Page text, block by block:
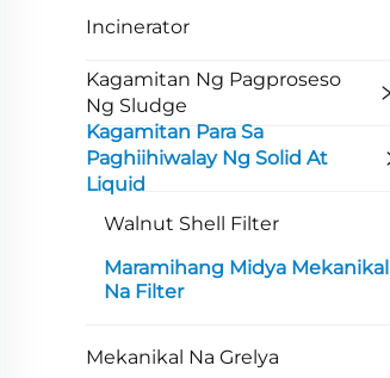
Incinerator
Kagamitan Ng Pagproseso
Ng Sludge
Kagamitan Para Sa
Paghiihiwalay Ng Solid At
Liquid
Walnut Shell Filter
Maramihang Midya Mekanikal
Na Filter
Mekanikal Na Grelya